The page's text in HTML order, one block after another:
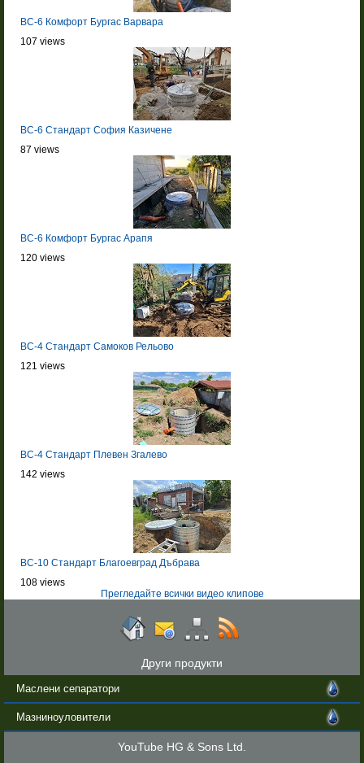
BC-6 Комфорт Бургас Варвара
107 views
BC-6 Стандарт София Казичене
87 views
BC-6 Комфорт Бургас Арапя
120 views
BC-4 Стандарт Самоков Рельово
121 views
BC-4 Стандарт Плевен Згалево
142 views
BC-10 Стандарт Благоевград Дъбрава
108 views
Прегледайте всички видео клипове
Други продукти
Маслени сепаратори
Мазниноуловители
YouTube HG & Sons Ltd.